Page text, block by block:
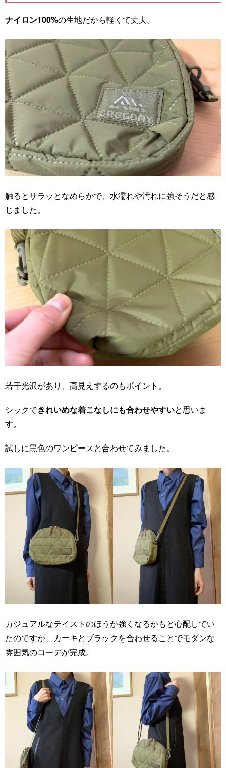
ナイロン100%の生地だから軽くて丈夫。
触るとサラッとなめらかで、水濡れや汚れに強そうだと感
じました。
若干光沢があり、高見えするのもポイント。
シックできれいめな着こなしにも合わせやすいと思いま
す。
試しに黒色のワンピースと合わせてみました。
カジュアルなテイストのほうが強くなるかもと心配してい
たのですが、カーキとブラックを合わせることでモダンな
雰囲気のコーデが完成。